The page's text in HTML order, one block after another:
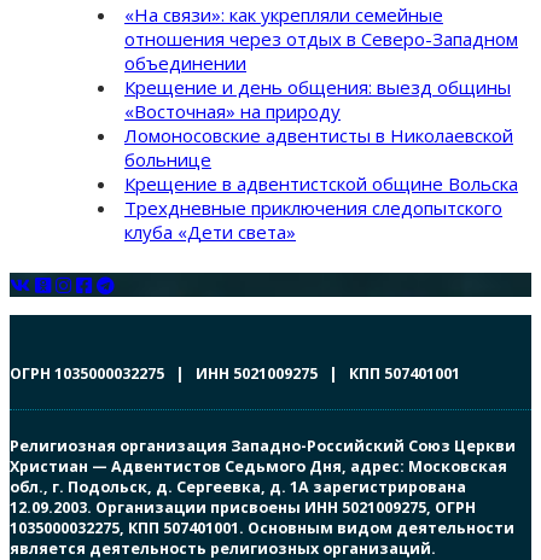
«На связи»: как укрепляли семейные
отношения через отдых в Северо-Западном
объединении
Крещение и день общения: выезд общины
«Восточная» на природу
Ломоносовские адвентисты в Николаевской
больнице
Крещение в адвентистской общине Вольска
Трехдневные приключения следопытского
клуба «Дети света»
ОГРН 1035000032275 | ИНН 5021009275 | КПП 507401001
Религиозная организация Западно-Российский Союз Церкви
Христиан — Адвентистов Седьмого Дня, адрес: Московская
обл., г. Подольск, д. Сергеевка, д. 1А зарегистрирована
12.09.2003. Организации присвоены ИНН 5021009275, ОГРН
1035000032275, КПП 507401001. Основным видом деятельности
является деятельность религиозных организаций.